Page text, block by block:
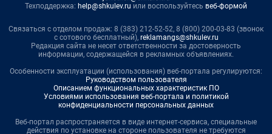
Техподдержка: help@shkulev.ru или воспользуйтесь веб-формой
Связаться с отделом продаж: 8 (383) 212-52-52, 8 (800) 200-03-83 (звонок
с сотового бесплатный), reklamangs@shkulev.ru
Редакция сайта не несет ответственности за достоверность
информации, содержащейся в рекламных объявлениях.
Особенности эксплуатации (использования) веб-портала регулируются:
Руководством пользователя
Описанием функциональных характеристик ПО
Условиями использования веб-портала и политикой
конфиденциальности персональных данных
Веб-портал распространяется в виде интернет-сервиса, специальные
действия по установке на стороне пользователя не требуются